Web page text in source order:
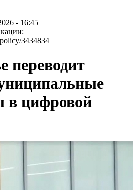
- 16:45
3434834
переводит
в цифровой